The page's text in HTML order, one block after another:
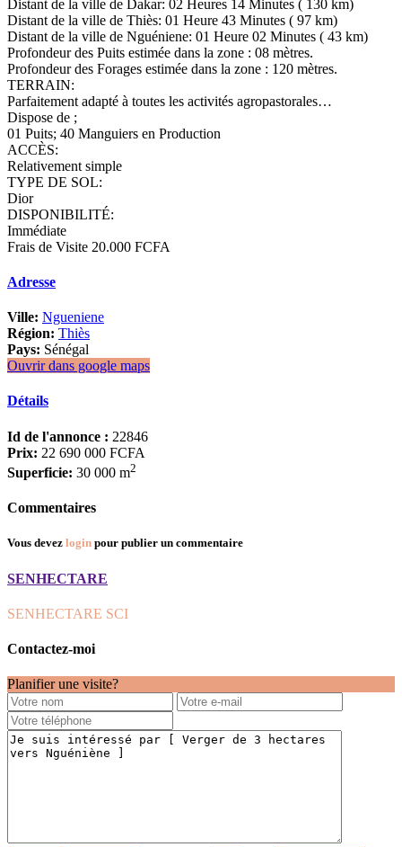
Distant de la ville de Dakar: 02 Heures 14 Minutes ( 130 km)
Distant de la ville de Thiès: 01 Heure 43 Minutes ( 97 km)
Distant de la ville de Nguéniene: 01 Heure 02 Minutes ( 43 km)
Profondeur des Puits estimée dans la zone : 08 mètres.
Profondeur des Forages estimée dans la zone : 120 mètres.
TERRAIN:
Parfaitement adapté à toutes les activités agropastorales…
Dispose de ;
01 Puits; 40 Manguiers en Production
ACCÈS:
Relativement simple
TYPE DE SOL:
Dior
DISPONIBILITÉ:
Immédiate
Frais de Visite 20.000 FCFA
Adresse
Ville: Ngueniene
Région: Thiès
Pays: Sénégal
Ouvrir dans google maps
Détails
Id de l'annonce : 22846
Prix: 22 690 000 FCFA
Superficie: 30 000 m2
Commentaires
Vous devez login pour publier un commentaire
SENHECTARE
SENHECTARE SCI
Contactez-moi
Planifier une visite?